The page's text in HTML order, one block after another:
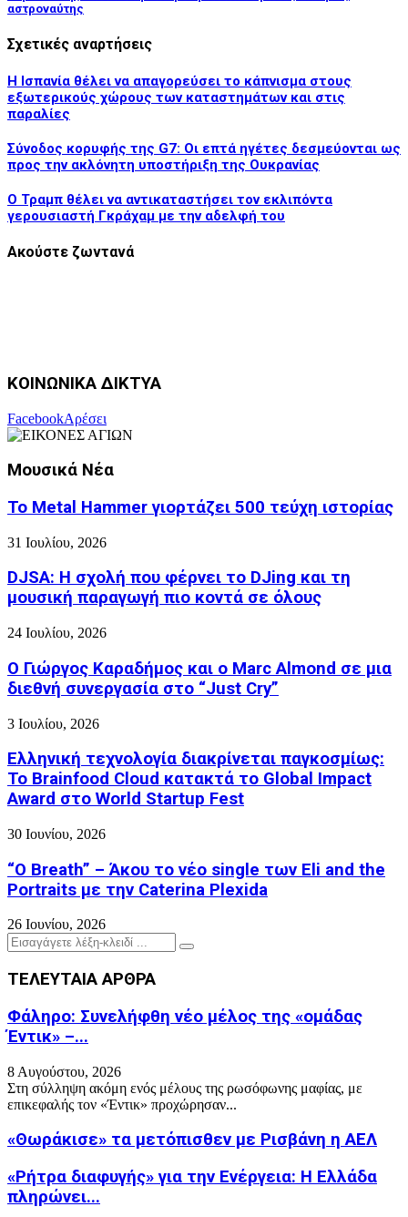
αστροναύτης
Σχετικές αναρτήσεις
Η Ισπανία θέλει να απαγορεύσει το κάπνισμα στους
εξωτερικούς χώρους των καταστημάτων και στις
παραλίες
Σύνοδος κορυφής της G7: Οι επτά ηγέτες δεσμεύονται ως
προς την ακλόνητη υποστήριξη της Ουκρανίας
Ο Τραμπ θέλει να αντικαταστήσει τον εκλιπόντα
γερουσιαστή Γκράχαμ με την αδελφή του
Ακούστε ζωντανά
ΚΟΙΝΩΝΙΚΑ ΔΙΚΤΥΑ
FacebookΑρέσει
Μουσικά Νέα
Το Metal Hammer γιορτάζει 500 τεύχη ιστορίας
31 Ιουλίου, 2026
DJSA: Η σχολή που φέρνει το DJing και τη
μουσική παραγωγή πιο κοντά σε όλους
24 Ιουλίου, 2026
Ο Γιώργος Καραδήμος και ο Marc Almond σε μια
διεθνή συνεργασία στο “Just Cry”
3 Ιουλίου, 2026
Ελληνική τεχνολογία διακρίνεται παγκοσμίως:
Το Brainfood Cloud κατακτά το Global Impact
Award στο World Startup Fest
30 Ιουνίου, 2026
“O Breath” – Άκου το νέο single των Eli and the
Portraits με την Caterina Plexida
26 Ιουνίου, 2026
Search
for:
Search
ΤΕΛΕΥΤΑΙΑ ΑΡΘΡΑ
Φάληρο: Συνελήφθη νέο μέλος της «ομάδας
Έντικ» –...
8 Αυγούστου, 2026
Στη σύλληψη ακόμη ενός μέλους της ρωσόφωνης μαφίας, με
επικεφαλής τον «Έντικ» προχώρησαν...
«Θωράκισε» τα μετόπισθεν με Ρισβάνη η ΑΕΛ
«Ρήτρα διαφυγής» για την Ενέργεια: Η Ελλάδα
πληρώνει...